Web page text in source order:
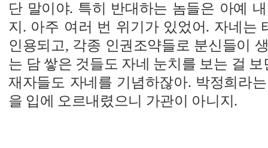
단 말이야. 특히 반대하는 놈들은 아예
지. 아주 여러 번 위기가 있었어. 자네는
인용되고, 각종 인권조약들로 분신들이
는 담 쌓은 것들도 자네 눈치를 보는 걸
재자들도 자네를 기념하잖아. 박정희라
을 입에 오르내렸으니 가관이 아니지.